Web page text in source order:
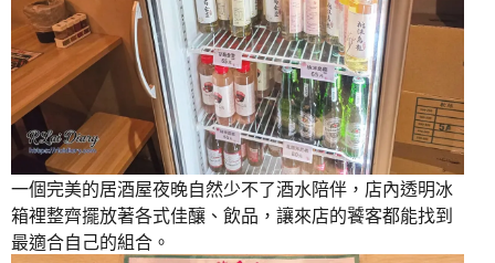
一個完美的居酒屋夜晚自然少不了酒水陪伴，店內透明冰
箱裡整齊擺放著各式佳釀、飲品，讓來店的饕客都能找到
最適合自己的組合。